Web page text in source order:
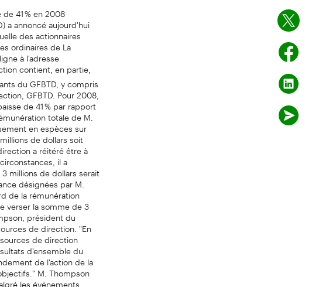
41 % en 2008
a annoncé aujourd'hui
des actionnaires
ordinaires de La
à l'adresse
contient, en partie,
du GFBTD, y compris
GFBTD. Pour 2008,
de 41 % par rapport
totale de M.
en espèces sur
de dollars soit
a réitéré être à
il a
millions de dollars serait
désignées par M.
de la rémunération
verser la somme de 3
président du
de direction. "En
de direction
d'ensemble du
de l'action de la
M. Thompson
les événements